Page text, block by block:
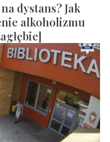
dystans? Jak
alkoholizmu